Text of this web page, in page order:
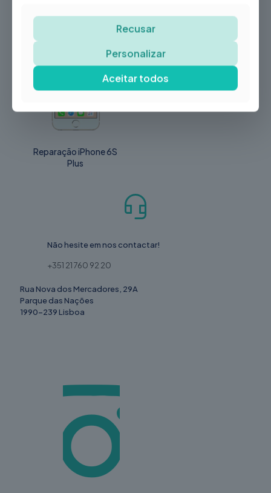
-20%
Reparação iPhone 6S
Plus
Não hesite em nos contactar!
+351 21 760 92 20
Rua Nova dos Mercadores, 29A
Parque das Nações
1990-239 Lisboa
Recusar
Personalizar
Aceitar todos